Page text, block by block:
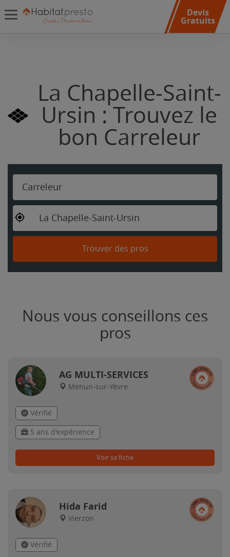
Devis
Gratuits
La Chapelle-Saint-
Ursin : Trouvez le
bon Carreleur
Carreleur
La Chapelle-Saint-Ursin
Trouver des pros
Nous vous conseillons ces
pros
AG MULTI-SERVICES
Mehun-sur-Yèvre
Vérifié
5 ans d'expérience
Voir sa fiche
Hida Farid
Vierzon
Vérifié